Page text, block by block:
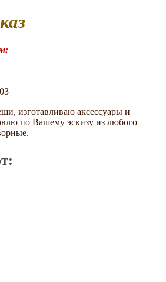
изготавливаю аксессуары и
по Вашему эскизу из любого